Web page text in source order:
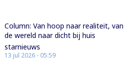
Column: Van hoop naar realiteit, van
de wereld naar dicht bij huis
starnieuws
13 jul 2026 - 05:59